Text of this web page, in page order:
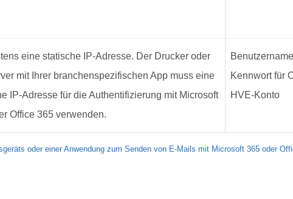
eine statische IP-Adresse. Der Drucker oder
mit Ihrer branchenspezifischen App muss eine
IP-Adresse für die Authentifizierung mit Microsoft
Office 365 verwenden.
Kennwort für
HVE-Konto
oder einer Anwendung zum Senden von E-Mails mit Microsoft 365 oder